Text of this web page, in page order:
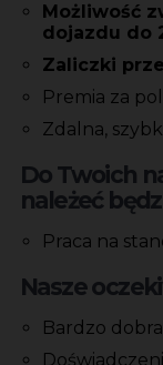
Możliwość
dojazdu do
Zaliczki
Premia za
Zdalna,
Do Twoich
należeć
Praca na
Nasze
Bardzo